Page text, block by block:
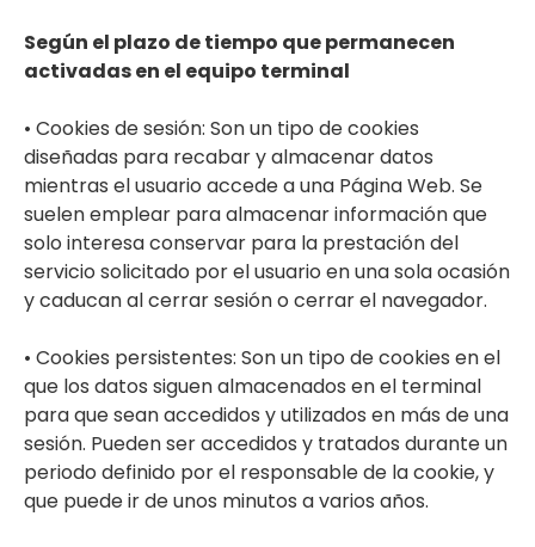
Según el plazo de tiempo que permanecen
activadas en el equipo terminal
• Cookies de sesión: Son un tipo de cookies
diseñadas para recabar y almacenar datos
mientras el usuario accede a una Página Web. Se
suelen emplear para almacenar información que
solo interesa conservar para la prestación del
servicio solicitado por el usuario en una sola ocasión
y caducan al cerrar sesión o cerrar el navegador.
• Cookies persistentes: Son un tipo de cookies en el
que los datos siguen almacenados en el terminal
para que sean accedidos y utilizados en más de una
sesión. Pueden ser accedidos y tratados durante un
periodo definido por el responsable de la cookie, y
que puede ir de unos minutos a varios años.